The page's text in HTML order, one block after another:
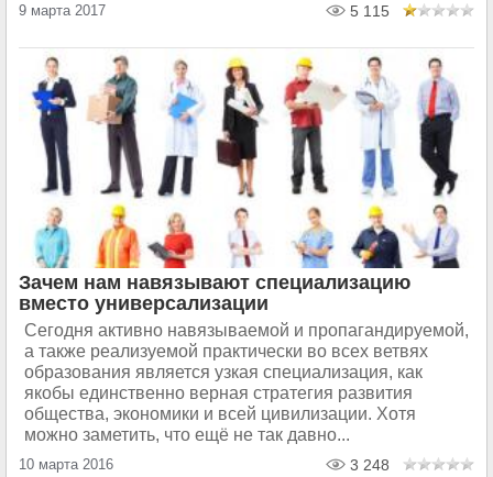
9 марта 2017 5 115
Зачем нам навязывают специализацию
вместо универсализации
Сегодня активно навязываемой и пропагандируемой,
а также реализуемой практически во всех ветвях
образования является узкая специализация, как
якобы единственно верная стратегия развития
общества, экономики и всей цивилизации. Хотя
можно заметить, что ещё не так давно...
10 марта 2016 3 248